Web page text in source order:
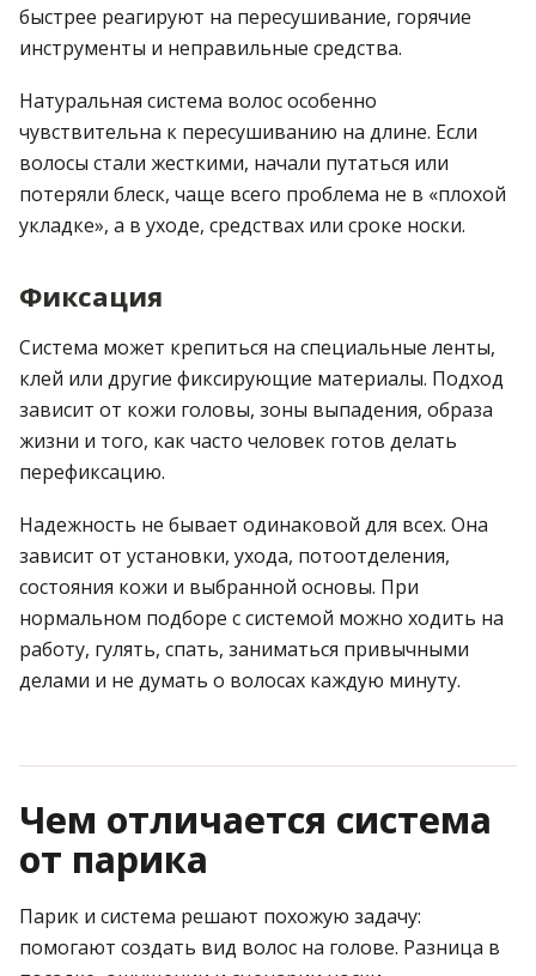
быстрее реагируют на пересушивание, горячие
инструменты и неправильные средства.
Натуральная система волос особенно
чувствительна к пересушиванию на длине. Если
волосы стали жесткими, начали путаться или
потеряли блеск, чаще всего проблема не в «плохой
укладке», а в уходе, средствах или сроке носки.
Фиксация
Система может крепиться на специальные ленты,
клей или другие фиксирующие материалы. Подход
зависит от кожи головы, зоны выпадения, образа
жизни и того, как часто человек готов делать
перефиксацию.
Надежность не бывает одинаковой для всех. Она
зависит от установки, ухода, потоотделения,
состояния кожи и выбранной основы. При
нормальном подборе с системой можно ходить на
работу, гулять, спать, заниматься привычными
делами и не думать о волосах каждую минуту.
Чем отличается система
от парика
Парик и система решают похожую задачу:
помогают создать вид волос на голове. Разница в